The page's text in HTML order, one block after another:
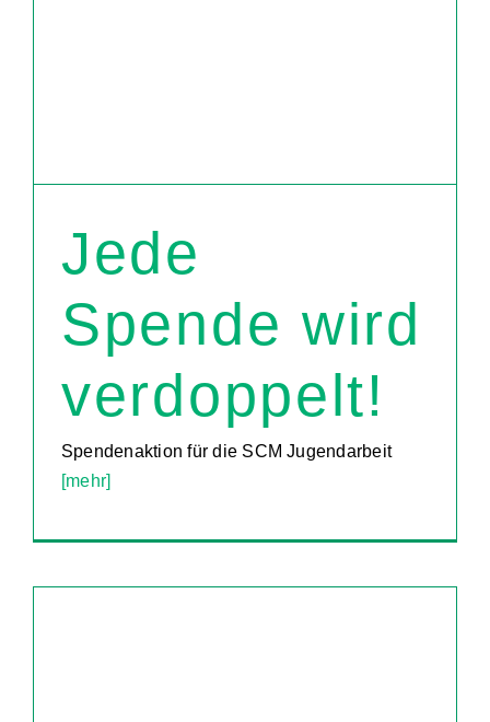
Jede
Spende wird
verdoppelt!
Spendenaktion für die SCM Jugendarbeit
[mehr]